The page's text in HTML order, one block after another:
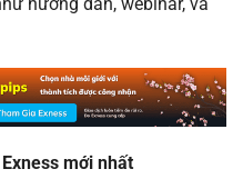
mới nhất